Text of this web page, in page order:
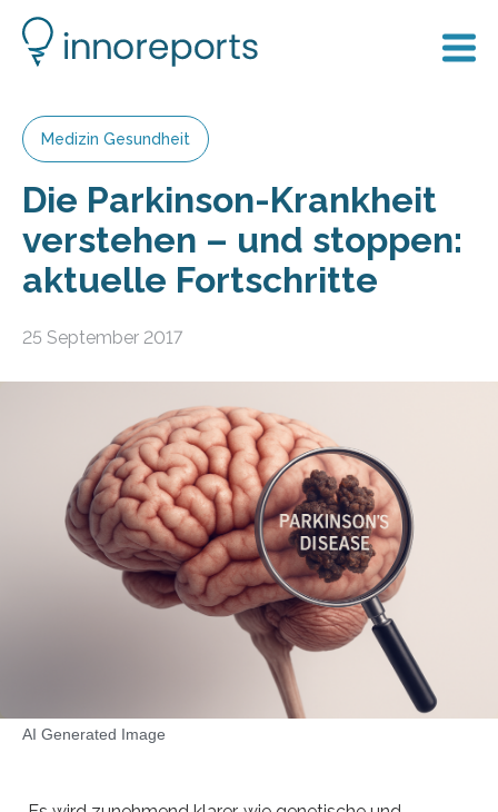
Medizin Gesundheit
Die Parkinson-Krankheit
verstehen – und stoppen:
aktuelle Fortschritte
25 September 2017
AI Generated Image